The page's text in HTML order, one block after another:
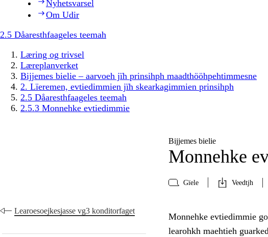
Nyhetsvarsel
Om Udir
2.5 Dåaresthfaageles teemah
Læring og trivsel
Læreplanverket
Bijjemes bielie – aarvoeh jïh prinsihph maadthööhpehtimmesne
2. Lïeremen, evtiedimmien jïh skearkagimmien prinsihph
2.5 Dåaresthfaageles teemah
2.5.3 Monnehke evtiedimmie
Bijjemes bielie
Monnehke
Gïele Veedtjh
Learoesoejkesjasse vg3 konditorfaget
Monnehke evtiedimmie
learohkh maehtieh